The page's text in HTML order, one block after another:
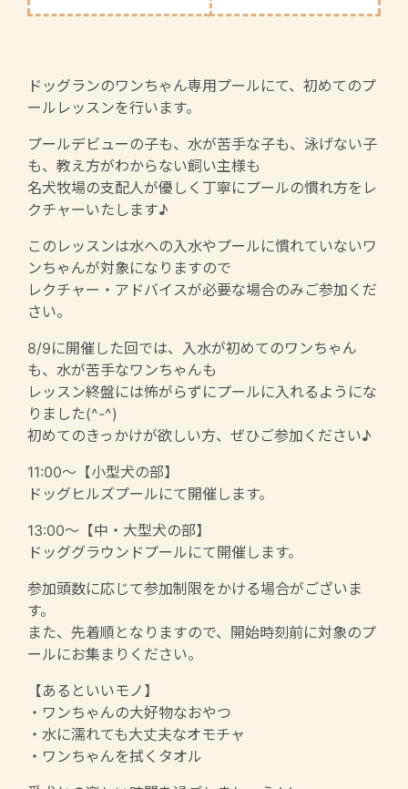
ドッグランのワンちゃん専用プールにて、初めてのプ
ールレッスンを行います。
プールデビューの子も、水が苦手な子も、泳げない子
も、教え方がわからない飼い主様も
名犬牧場の支配人が優しく丁寧にプールの慣れ方をレ
クチャーいたします♪
このレッスンは水への入水やプールに慣れていないワ
ンちゃんが対象になりますので
レクチャー・アドバイスが必要な場合のみご参加くだ
さい。
8/9に開催した回では、入水が初めてのワンちゃん
も、水が苦手なワンちゃんも
レッスン終盤には怖がらずにプールに入れるようにな
りました(^-^)
初めてのきっかけが欲しい方、ぜひご参加ください♪
11:00〜【小型犬の部】
ドッグヒルズプールにて開催します。
13:00〜【中・大型犬の部】
ドッググラウンドプールにて開催します。
参加頭数に応じて参加制限をかける場合がございま
す。
また、先着順となりますので、開始時刻前に対象のプ
ールにお集まりください。
【あるといいモノ】
・ワンちゃんの大好物なおやつ
・水に濡れても大丈夫なオモチャ
・ワンちゃんを拭くタオル